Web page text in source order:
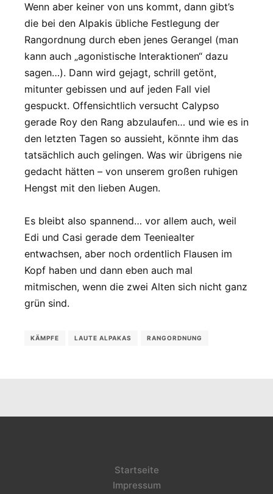
Wenn aber keiner von uns kommt, dann gibt’s
die bei den Alpakis übliche Festlegung der
Rangordnung durch eben jenes Gerangel (man
kann auch „agonistische Interaktionen“ dazu
sagen…). Dann wird gejagt, schrill getönt,
mitunter gebissen und auf jeden Fall viel
gespuckt. Offensichtlich versucht Calypso
gerade Roy den Rang abzulaufen… und wie es in
den letzten Tagen so aussieht, könnte ihm das
tatsächlich auch gelingen. Was wir übrigens nie
gedacht hätten – von unserem großen ruhigen
Hengst mit den lieben Augen.
Es bleibt also spannend… vor allem auch, weil
Edi und Casi gerade dem Teeniealter
entwachsen, aber noch ordentlich Flausen im
Kopf haben und dann eben auch mal
mitmischen, wenn die zwei Alten sich nicht ganz
grün sind.
KÄMPFE LAUTE ALPAKAS RANGORDNUNG
Startseite
Impressum